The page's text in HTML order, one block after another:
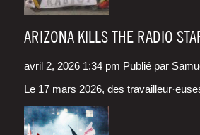
ARIZONA KILLS THE RADIO
avril 2, 2026 1:34 pm Publié par
Le 17 mars 2026, des